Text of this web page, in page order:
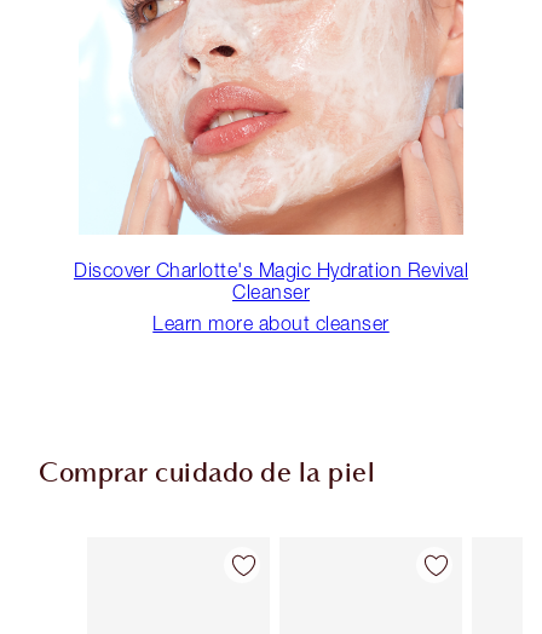
Discover Charlotte's Magic Hydration Revival
Cleanser
Learn more about cleanser
Comprar cuidado de la piel
Artículo 1 de 114 Artículo 2 de 114